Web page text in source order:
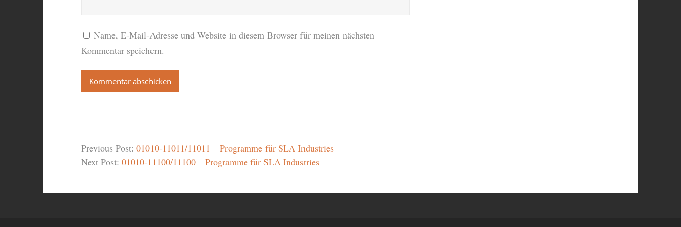
Name, E-Mail-Adresse und Website in diesem Browser für meinen nächsten
Kommentar speichern.
Previous Post: 01010-11011/11011 – Programme für SLA Industries
Next Post: 01010-11100/11100 – Programme für SLA Industries